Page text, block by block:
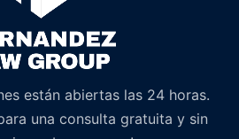
están abiertas las 24 horas.
una consulta gratuita y sin